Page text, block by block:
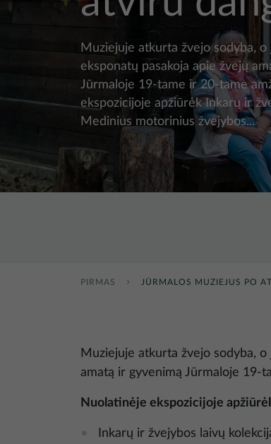
Muziejuje atkurta žvejo sodyba,
eksponatų pasakoja apie žvejų
Jūrmaloje 19-tame ir 20-tame
ekspozicijoje apžiūrėk Inkarų ir
Medinius motorinius žvejybos...
PIRMAS JŪRMALOS MUZIEJUS PO
Muziejuje atkurta žvejo sodyba,
amatą ir gyvenimą Jūrmaloje 19-
Nuolatinėje ekspozicijoje
Inkarų ir žvejybos laivų